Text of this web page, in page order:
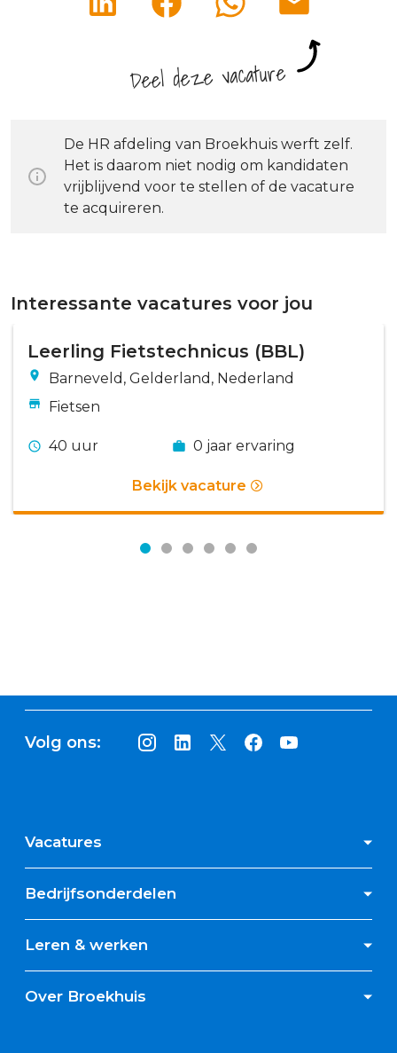
Deel deze vacature
De HR afdeling van Broekhuis werft zelf.
Het is daarom niet nodig om kandidaten
vrijblijvend voor te stellen of de vacature
te acquireren.
Interessante vacatures voor jou
Leerling Fietstechnicus (BBL)
Barneveld, Gelderland, Nederland
Fietsen
40 uur 0 jaar ervaring
Bekijk vacature
Volg ons:
Vacatures
Bedrijfsonderdelen
Leren & werken
Over Broekhuis